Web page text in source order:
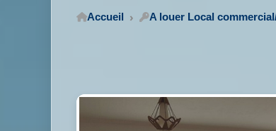
Accueil A louer Local